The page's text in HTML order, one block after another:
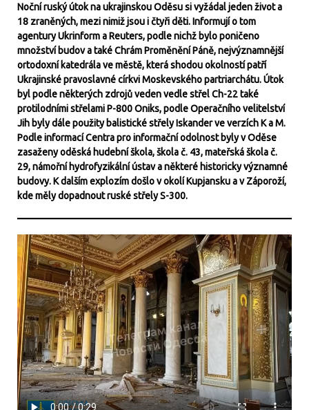
Noční ruský útok na ukrajinskou Oděsu si vyžádal jeden život a
18 zraněných, mezi nimiž jsou i čtyři děti. Informují o tom
agentury Ukrinform a Reuters, podle nichž bylo poničeno
množství budov a také Chrám Proměnění Páně, nejvýznamnější
ortodoxní katedrála ve městě, která shodou okolností patří
Ukrajinské pravoslavné církvi Moskevského partriarchátu. Útok
byl podle některých zdrojů veden vedle střel Ch-22 také
protilodními střelami P-800 Oniks, podle Operačního velitelství
Jih byly dále použity balistické střely Iskander ve verzích K a M.
Podle informací Centra pro informační odolnost byly v Oděse
zasaženy oděská hudební škola, škola č. 43, mateřská škola č.
29, námořní hydrofyzikální ústav a některé historicky významné
budovy. K dalším explozím došlo v okolí Kupjansku a v Záporoží,
kde měly dopadnout ruské střely S-300.